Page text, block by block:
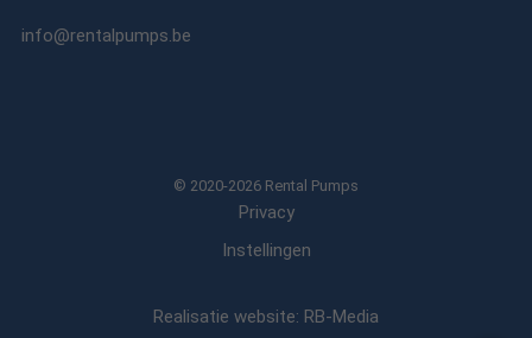
info@rentalpumps.be
© 2020-2026 Rental Pumps
Privacy
Instellingen
Realisatie website: RB-Media